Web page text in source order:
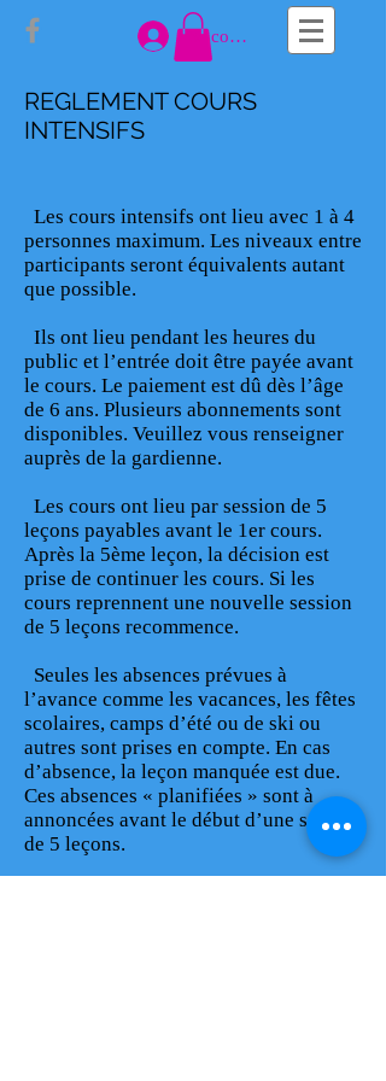
Se connecter
REGLEMENT COURS
INTENSIFS
Les cours intensifs ont lieu avec 1 à 4
personnes maximum. Les niveaux entre
participants seront équivalents autant
que possible.
Ils ont lieu pendant les heures du
public et l’entrée doit être payée avant
le cours. Le paiement est dû dès l’âge
de 6 ans. Plusieurs abonnements sont
disponibles. Veuillez vous renseigner
auprès de la gardienne.
Les cours ont lieu par session de 5
leçons payables avant le 1er cours.
Après la 5ème leçon, la décision est
prise de continuer les cours. Si les
cours reprennent une nouvelle session
de 5 leçons recommence.
Seules les absences prévues à
l’avance comme les vacances, les fêtes
scolaires, camps d’été ou de ski ou
autres sont prises en compte. En cas
d’absence, la leçon manquée est due.
Ces absences « planifiées » sont à
annoncées avant le début d’une session
de 5 leçons.